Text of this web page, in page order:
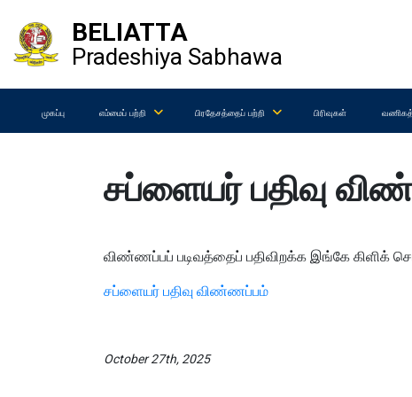
BELIATTA
Pradeshiya Sabhawa
முகப்பு எம்மைப் பற்றி பிரதேசத்தைப் பற்றி பிரிவுகள்
சப்ளையர் பதிவு
விண்ணப்பப் படிவத்தைப் பதிவிறக்க இங்கே கிளிக்
சப்ளையர் பதிவு விண்ணப்பம்
October 27th, 2025